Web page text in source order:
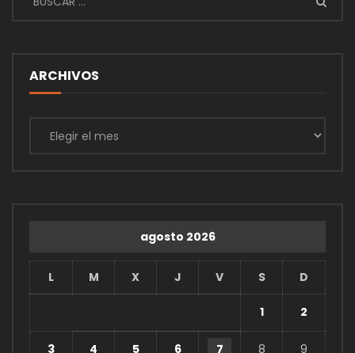
ARCHIVOS
agosto 2026
L M X J V S D
1 2
3 4 5 6 7 8 9